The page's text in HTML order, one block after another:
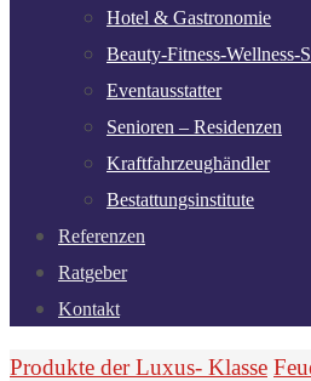
Hotel & Gastronomie
Beauty-Fitness-Wellness-
Eventausstatter
Senioren – Residenzen
Kraftfahrzeughändler
Bestattungsinstitute
Referenzen
Ratgeber
Kontakt
Start
Produkte der Luxus- Klasse